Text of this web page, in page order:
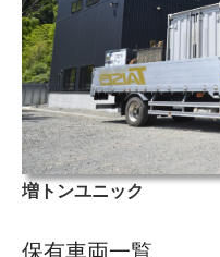
増トンユニック
保有車両一覧